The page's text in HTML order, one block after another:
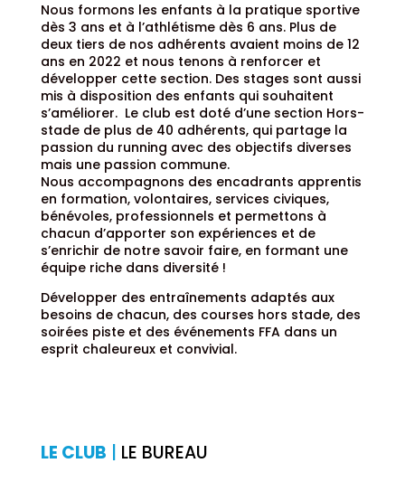
Nous formons les enfants à la pratique sportive
dès 3 ans et à l’athlétisme dès 6 ans. Plus de
deux tiers de nos adhérents avaient moins de 12
ans en 2022 et nous tenons à renforcer et
développer cette section. Des stages sont aussi
mis à disposition des enfants qui souhaitent
s’améliorer. Le club est doté d’une section Hors-
stade de plus de 40 adhérents, qui partage la
passion du running avec des objectifs diverses
mais une passion commune.
Nous accompagnons des encadrants apprentis
en formation, volontaires, services civiques,
bénévoles, professionnels et permettons à
chacun d’apporter son expériences et de
s’enrichir de notre savoir faire, en formant une
équipe riche dans diversité !
Développer des entraînements adaptés aux
besoins de chacun, des courses hors stade, des
soirées piste et des événements FFA dans un
esprit chaleureux et convivial.
LE CLUB LE BUREAU